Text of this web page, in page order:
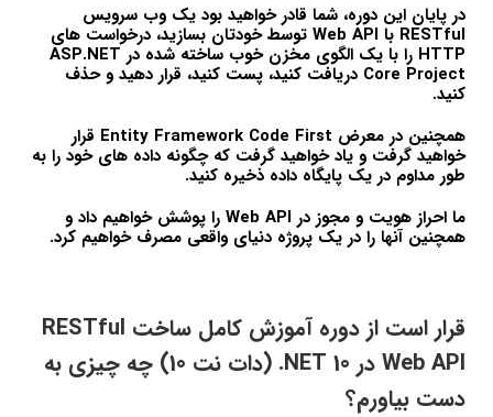
در پایان این دوره، شما قادر خواهید بود یک وب سرویس
RESTful با Web API توسط خودتان بسازید، درخواست های
HTTP را با یک الگوی مخزن خوب ساخته شده در ASP.NET
Core Project دریافت کنید، پست کنید، قرار دهید و حذف
کنید.
همچنین در معرض Entity Framework Code First قرار
خواهید گرفت و یاد خواهید گرفت که چگونه داده های خود را به
طور مداوم در یک پایگاه داده ذخیره کنید.
ما احراز هویت و مجوز در Web API را پوشش خواهیم داد و
همچنین آنها را در یک پروژه دنیای واقعی مصرف خواهیم کرد.
قرار است از دوره آموزش کامل ساخت RESTful
Web API در 10 NET. (دات نت 10) چه چیزی به
دست بیاورم؟